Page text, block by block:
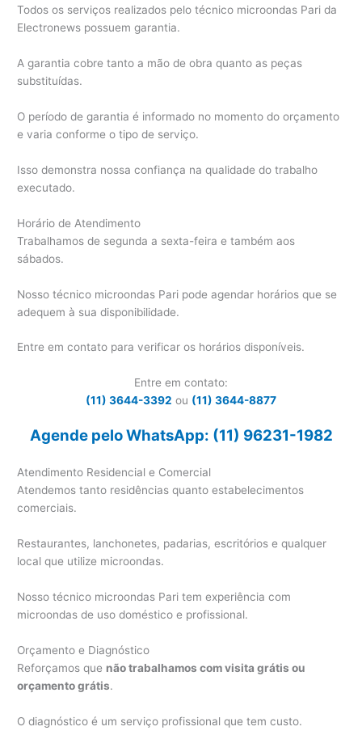
Todos os serviços realizados pelo técnico microondas Pari da
Electronews possuem garantia.
A garantia cobre tanto a mão de obra quanto as peças
substituídas.
O período de garantia é informado no momento do orçamento
e varia conforme o tipo de serviço.
Isso demonstra nossa confiança na qualidade do trabalho
executado.
Horário de Atendimento
Trabalhamos de segunda a sexta-feira e também aos
sábados.
Nosso técnico microondas Pari pode agendar horários que se
adequem à sua disponibilidade.
Entre em contato para verificar os horários disponíveis.
Entre em contato:
(11) 3644-3392 ou (11) 3644-8877
Agende pelo WhatsApp: (11) 96231-1982
Atendimento Residencial e Comercial
Atendemos tanto residências quanto estabelecimentos
comerciais.
Restaurantes, lanchonetes, padarias, escritórios e qualquer
local que utilize microondas.
Nosso técnico microondas Pari tem experiência com
microondas de uso doméstico e profissional.
Orçamento e Diagnóstico
Reforçamos que não trabalhamos com visita grátis ou
orçamento grátis.
O diagnóstico é um serviço profissional que tem custo.